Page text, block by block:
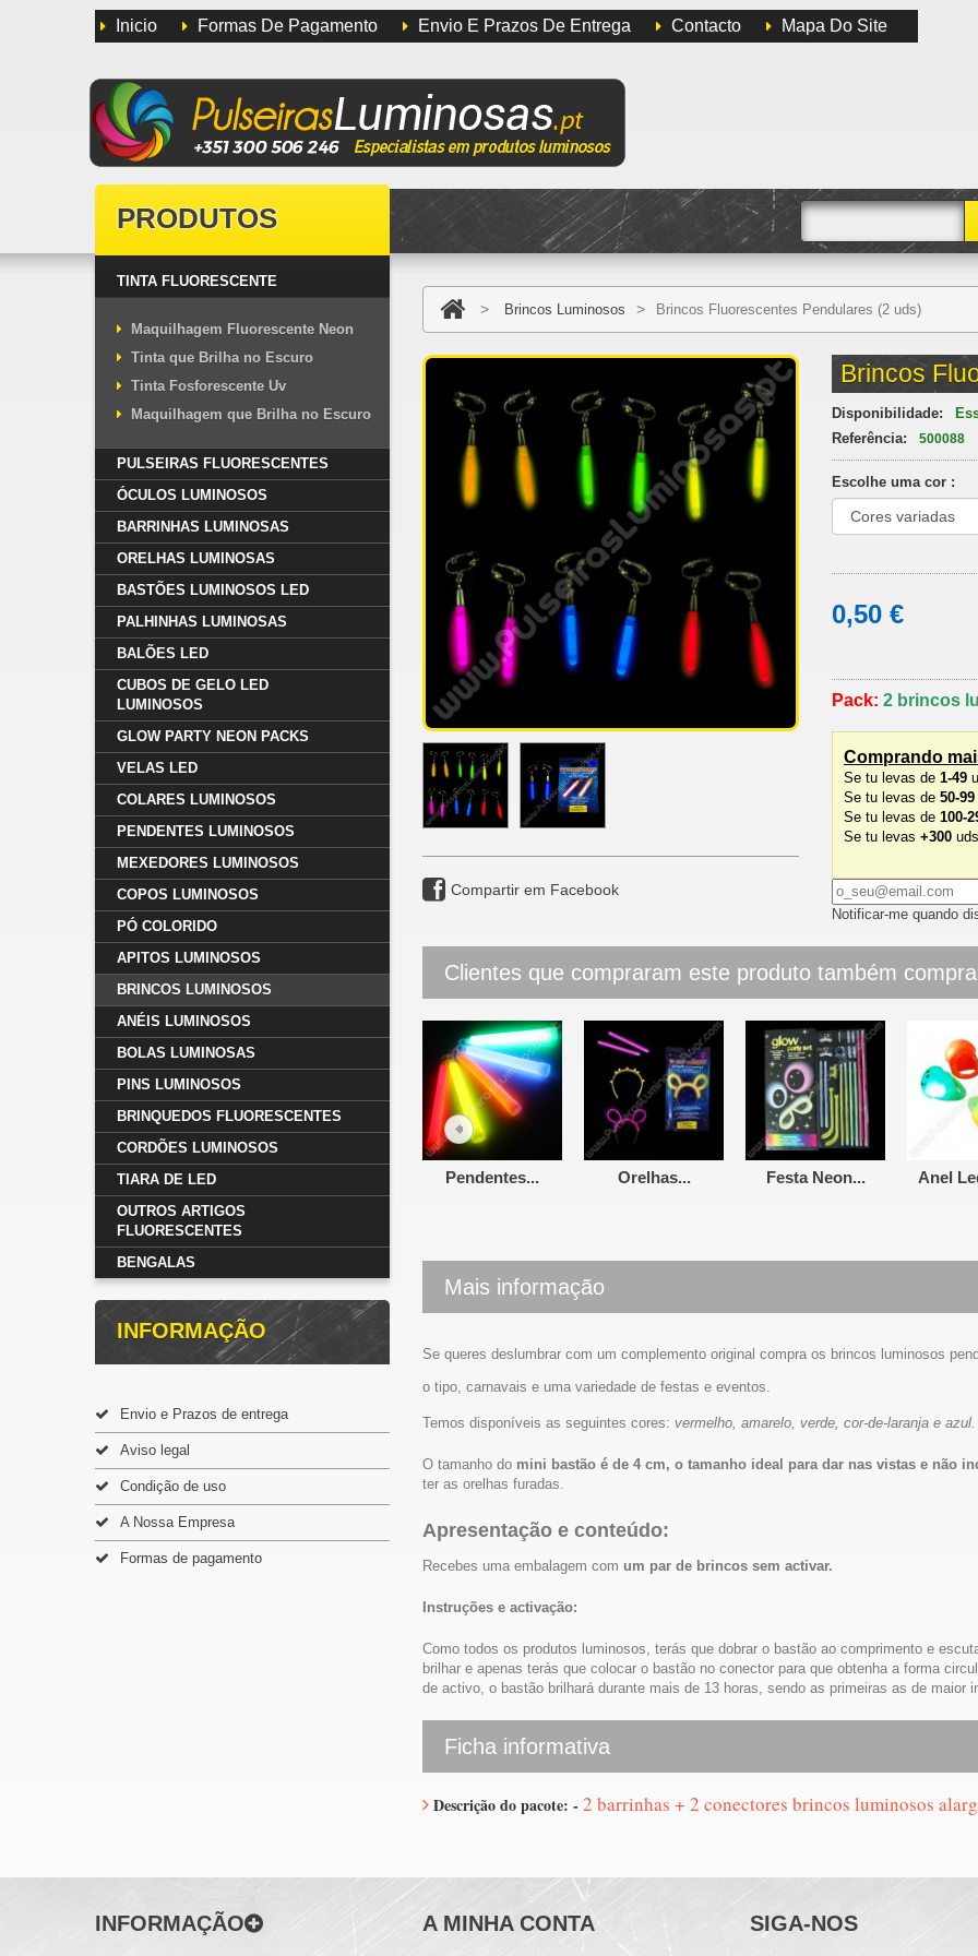
Inicio Formas De Pagamento Envio E Prazos De Entrega Contacto Mapa Do Site
PRODUTOS
TINTA FLUORESCENTE
Maquilhagem Fluorescente Neon
Tinta que Brilha no Escuro
Tinta Fosforescente Uv
Maquilhagem que Brilha no Escuro
PULSEIRAS FLUORESCENTES
ÓCULOS LUMINOSOS
BARRINHAS LUMINOSAS
ORELHAS LUMINOSAS
BASTÕES LUMINOSOS LED
PALHINHAS LUMINOSAS
BALÕES LED
CUBOS DE GELO LED
LUMINOSOS
GLOW PARTY NEON PACKS
VELAS LED
COLARES LUMINOSOS
PENDENTES LUMINOSOS
MEXEDORES LUMINOSOS
COPOS LUMINOSOS
PÓ COLORIDO
APITOS LUMINOSOS
BRINCOS LUMINOSOS
ANÉIS LUMINOSOS
BOLAS LUMINOSAS
PINS LUMINOSOS
BRINQUEDOS FLUORESCENTES
CORDÕES LUMINOSOS
TIARA DE LED
OUTROS ARTIGOS
FLUORESCENTES
BENGALAS
INFORMAÇÃO
Envio e Prazos de entrega
Aviso legal
Condição de uso
A Nossa Empresa
Formas de pagamento
> Brincos Luminosos > Brincos Fluorescentes Pendulares (2 uds)
Compartir em Facebook
Brincos
Disponibilidade:
Referência:
500088
Escolhe uma cor :
0,50 €
Pack: 2 brincos
Comprando
Se tu levas de 1-49
Se tu levas de 50-99
Se tu levas de 100-
Se tu levas +300
Notificar-me quando
Clientes que compraram este produto também
Pendentes... Orelhas... Festa Neon... Anel
Mais informação
Se queres deslumbrar com um complemento original compra os brincos luminosos
o tipo, carnavais e uma variedade de festas e eventos.
Temos disponíveis as seguintes cores: vermelho, amarelo, verde, cor-de-laranja e azul.
O tamanho do mini bastão é de 4 cm, o tamanho ideal para dar nas vistas e não
ter as orelhas furadas.
Apresentação e conteúdo:
Recebes uma embalagem com um par de brincos sem activar.
Instruções e activação:
Como todos os produtos luminosos, terás que dobrar o bastão ao comprimento e
brilhar e apenas terás que colocar o bastão no conector para que obtenha a forma
de activo, o bastão brilhará durante mais de 13 horas, sendo as primeiras as de maior
Ficha informativa
Descrição do pacote: - 2 barrinhas + 2 conectores brincos luminosos
INFORMAÇÃO A MINHA CONTA SIGA-NOS